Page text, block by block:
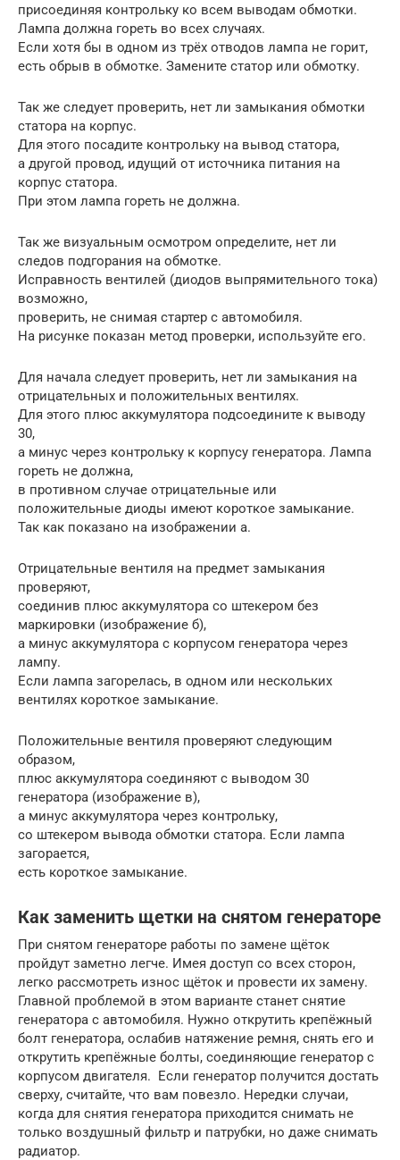
присоединяя контрольку ко всем выводам обмотки.
Лампа должна гореть во всех случаях.
Если хотя бы в одном из трёх отводов лампа не горит,
есть обрыв в обмотке. Замените статор или обмотку.
Так же следует проверить, нет ли замыкания обмотки
статора на корпус.
Для этого посадите контрольку на вывод статора,
а другой провод, идущий от источника питания на
корпус статора.
При этом лампа гореть не должна.
Так же визуальным осмотром определите, нет ли
следов подгорания на обмотке.
Исправность вентилей (диодов выпрямительного тока)
возможно,
проверить, не снимая стартер с автомобиля.
На рисунке показан метод проверки, используйте его.
Для начала следует проверить, нет ли замыкания на
отрицательных и положительных вентилях.
Для этого плюс аккумулятора подсоедините к выводу
30,
а минус через контрольку к корпусу генератора. Лампа
гореть не должна,
в противном случае отрицательные или
положительные диоды имеют короткое замыкание.
Так как показано на изображении а.
Отрицательные вентиля на предмет замыкания
проверяют,
соединив плюс аккумулятора со штекером без
маркировки (изображение б),
а минус аккумулятора с корпусом генератора через
лампу.
Если лампа загорелась, в одном или нескольких
вентилях короткое замыкание.
Положительные вентиля проверяют следующим
образом,
плюс аккумулятора соединяют с выводом 30
генератора (изображение в),
а минус аккумулятора через контрольку,
со штекером вывода обмотки статора. Если лампа
загорается,
есть короткое замыкание.
Как заменить щетки на снятом генераторе
При снятом генераторе работы по замене щёток
пройдут заметно легче. Имея доступ со всех сторон,
легко рассмотреть износ щёток и провести их замену.
Главной проблемой в этом варианте станет снятие
генератора с автомобиля. Нужно открутить крепёжный
болт генератора, ослабив натяжение ремня, снять его и
открутить крепёжные болты, соединяющие генератор с
корпусом двигателя. Если генератор получится достать
сверху, считайте, что вам повезло. Нередки случаи,
когда для снятия генератора приходится снимать не
только воздушный фильтр и патрубки, но даже снимать
радиатор.